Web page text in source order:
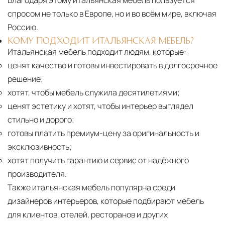
спросом не только в Европе, но и во всём мире, включая
Россию.
КОМУ ПОДХОДИТ ИТАЛЬЯНСКАЯ МЕБЕЛЬ?
Итальянская мебель подходит людям, которые:
ценят качество и готовы инвестировать в долгосрочное
решение;
хотят, чтобы мебель служила десятилетиями;
ценят эстетику и хотят, чтобы интерьер выглядел
стильно и дорого;
готовы платить премиум-цену за оригинальность и
эксклюзивность;
хотят получить гарантию и сервис от надёжного
производителя.
Также итальянская мебель популярна среди
дизайнеров интерьеров, которые подбирают мебель
для клиентов, отелей, ресторанов и других